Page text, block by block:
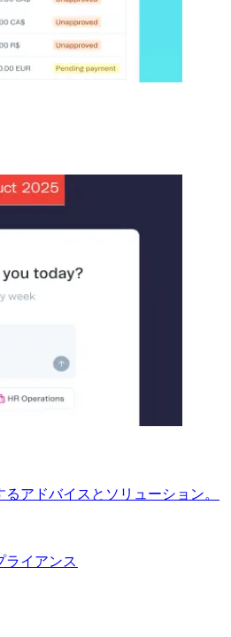
アドバイスとソリューション。​​
ライアンス​​